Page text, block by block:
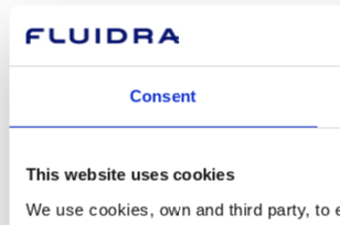
Consent
This website uses cookies
We use cookies, own and third party,
Marques
Treballa amb nosaltres
Sala de premsa